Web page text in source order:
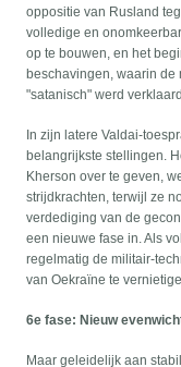
oppositie van Rusland
volledige en
op te bouwen, en het
beschavingen, waarin de
"satanisch" werd verklaard.
In zijn latere Valdai-
belangrijkste stellingen.
Kherson over te geven,
strijdkrachten, terwijl ze
verdediging van de
een nieuwe fase in. Als
regelmatig de militair-
van Oekraïne te
6e fase: Nieuw
Maar geleidelijk aan